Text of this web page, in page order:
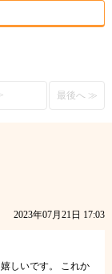
最後へ ≫
2023年07月21日 17:03
しいです。 これか